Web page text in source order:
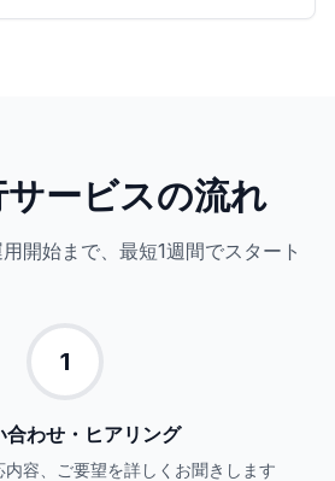
サービスの流れ
開始まで、最短1週間でスタート
1
合わせ・ヒアリング
容、ご要望を詳しくお聞きします